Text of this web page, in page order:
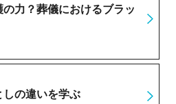
力？葬儀におけるブラッ
の違いを学ぶ